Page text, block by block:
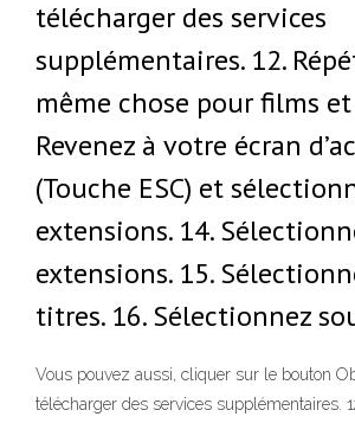
télécharger des services
supplémentaires. 12.
même chose pour films et
Revenez à votre écran
(Touche ESC) et
extensions. 14.
extensions. 15.
titres. 16. Sélectionnez
Vous pouvez aussi, cliquer sur le bouton
télécharger des services supplémentaires.